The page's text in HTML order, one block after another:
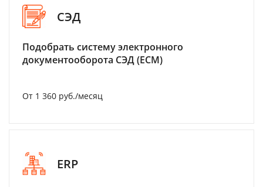
СЭД
Подобрать систему электронного
документооборота СЭД (ECM)
От 1 360 руб./месяц
ERP